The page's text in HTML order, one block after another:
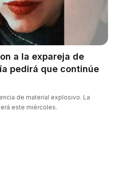
a la expareja de
pedirá que continúe
de material explosivo. La
este miércoles.